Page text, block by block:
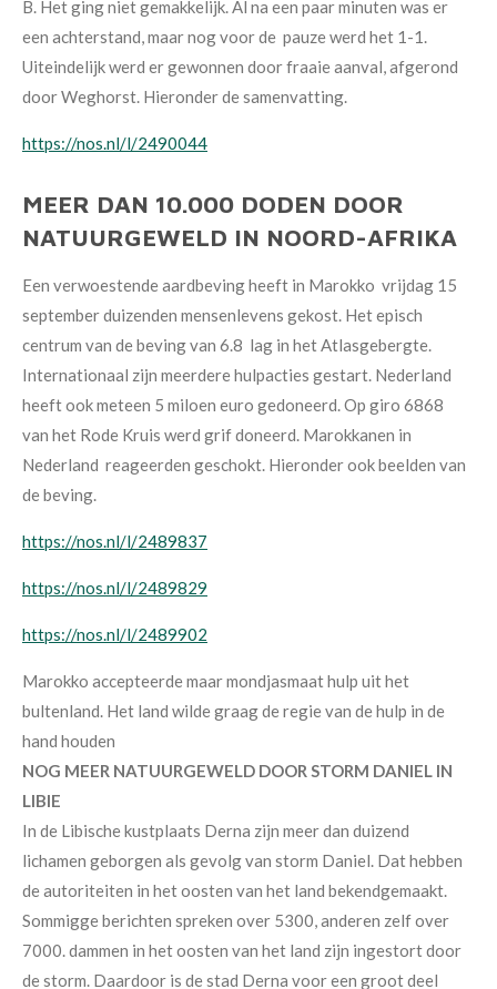
B. Het ging niet gemakkelijk. Al na een paar minuten was er
een achterstand, maar nog voor de pauze werd het 1-1.
Uiteindelijk werd er gewonnen door fraaie aanval, afgerond
door Weghorst. Hieronder de samenvatting.
https://nos.nl/l/2490044
MEER DAN 10.000 DODEN DOOR
NATUURGEWELD IN NOORD-AFRIKA
Een verwoestende aardbeving heeft in Marokko vrijdag 15
september duizenden mensenlevens gekost. Het episch
centrum van de beving van 6.8 lag in het Atlasgebergte.
Internationaal zijn meerdere hulpacties gestart. Nederland
heeft ook meteen 5 miloen euro gedoneerd. Op giro 6868
van het Rode Kruis werd grif doneerd. Marokkanen in
Nederland reageerden geschokt. Hieronder ook beelden van
de beving.
https://nos.nl/l/2489837
https://nos.nl/l/2489829
https://nos.nl/l/2489902
Marokko accepteerde maar mondjasmaat hulp uit het
bultenland. Het land wilde graag de regie van de hulp in de
hand houden
NOG MEER NATUURGEWELD DOOR STORM DANIEL IN
LIBIE
In de Libische kustplaats Derna zijn meer dan duizend
lichamen geborgen als gevolg van storm Daniel. Dat hebben
deautoriteiten in het oosten van het land bekendgemaakt.
Sommigge berichten spreken over 5300, anderen zelf over
7000.dammen in het oosten van het land zijn ingestort door
de storm. Daardoor is de stad Derna voor een groot deel